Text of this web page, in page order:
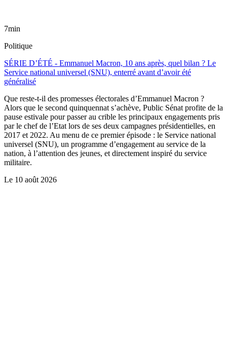
7min
Politique
SÉRIE D’ÉTÉ - Emmanuel Macron, 10 ans après, quel bilan ? Le
Service national universel (SNU), enterré avant d’avoir été
généralisé
Que reste-t-il des promesses électorales d’Emmanuel Macron ?
Alors que le second quinquennat s’achève, Public Sénat profite de la
pause estivale pour passer au crible les principaux engagements pris
par le chef de l’Etat lors de ses deux campagnes présidentielles, en
2017 et 2022. Au menu de ce premier épisode : le Service national
universel (SNU), un programme d’engagement au service de la
nation, à l’attention des jeunes, et directement inspiré du service
militaire.
Le 10 août 2026